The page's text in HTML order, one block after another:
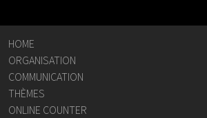
HOME
ORGANISATION
COMMUNICATION
THÈMES
ONLINE COUNTER